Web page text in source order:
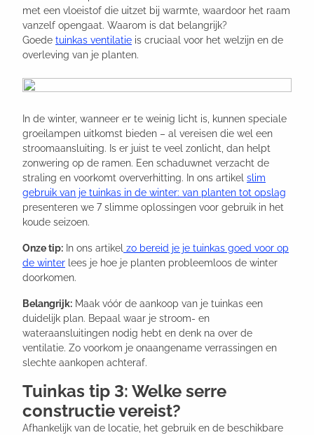
met een vloeistof die uitzet bij warmte, waardoor het raam
vanzelf opengaat. Waarom is dat belangrijk?
Goede tuinkas ventilatie is cruciaal voor het welzijn en de
overleving van je planten.
In de winter, wanneer er te weinig licht is, kunnen speciale
groeilampen uitkomst bieden – al vereisen die wel een
stroomaansluiting. Is er juist te veel zonlicht, dan helpt
zonwering op de ramen. Een schaduwnet verzacht de
straling en voorkomt oververhitting. In ons artikel slim
gebruik van je tuinkas in de winter: van planten tot opslag
presenteren we 7 slimme oplossingen voor gebruik in het
koude seizoen.
Onze tip: In ons artikel zo bereid je je tuinkas goed voor op
de winter lees je hoe je planten probleemloos de winter
doorkomen.
Belangrijk: Maak vóór de aankoop van je tuinkas een
duidelijk plan. Bepaal waar je stroom- en
wateraansluitingen nodig hebt en denk na over de
ventilatie. Zo voorkom je onaangename verrassingen en
slechte aankopen achteraf.
Tuinkas tip 3: Welke serre
constructie vereist?
Afhankelijk van de locatie, het gebruik en de beschikbare